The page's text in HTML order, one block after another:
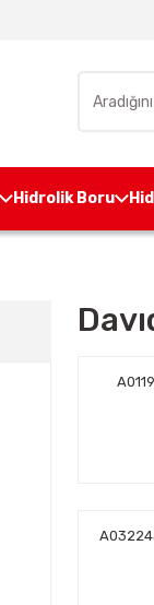
Hidrolik Boru